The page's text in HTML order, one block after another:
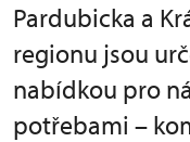
Pardubicka a
regionu jsou
nabídkou pro
potřebami –